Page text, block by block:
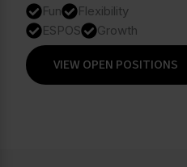
Fun
Flexibility
ESPOS
Growth
VIEW OPEN POSITIONS